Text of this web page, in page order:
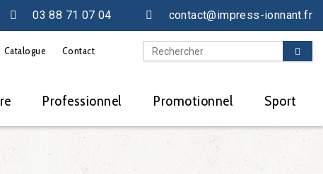
03 88 71 07 04 contact@impress-ionnant.fr
Catalogue Contact
Professionnel Promotionnel Sport